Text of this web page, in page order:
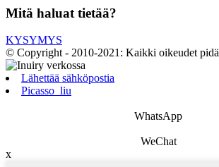
Mitä haluat tietää?
KYSYMYS
© Copyright - 2010-2021: Kaikki oikeudet
Lähettää sähköpostia
Picasso_liu
WhatsApp
WeChat
x